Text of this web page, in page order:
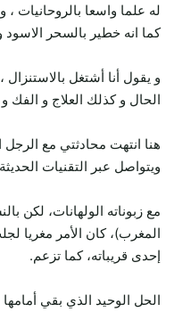
له علما واسعا بالروحانيات ،
كما انه خطير بالسحر
و يقول أنا أشتغل
الحال و كذلك العلاج و
هنا انتهت محادثتي مع
ويتواصل عبر التقنيات
مع زبوناته الولهانات، لكن
المغرب)، كان الأمر مغريا
إحدى قريباته، كما تزعم.
الحل الوحيد الذي بقي أمامها